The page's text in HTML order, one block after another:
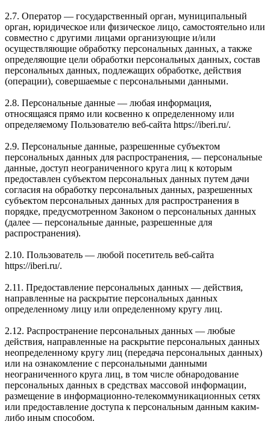
2.7. Оператор — государственный орган, муниципальный
орган, юридическое или физическое лицо, самостоятельно или
совместно с другими лицами организующие и/или
осуществляющие обработку персональных данных, а также
определяющие цели обработки персональных данных, состав
персональных данных, подлежащих обработке, действия
(операции), совершаемые с персональными данными.
2.8. Персональные данные — любая информация,
относящаяся прямо или косвенно к определенному или
определяемому Пользователю веб-сайта https://iberi.ru/.
2.9. Персональные данные, разрешенные субъектом
персональных данных для распространения, — персональные
данные, доступ неограниченного круга лиц к которым
предоставлен субъектом персональных данных путем дачи
согласия на обработку персональных данных, разрешенных
субъектом персональных данных для распространения в
порядке, предусмотренном Законом о персональных данных
(далее — персональные данные, разрешенные для
распространения).
2.10. Пользователь — любой посетитель веб-сайта
https://iberi.ru/.
2.11. Предоставление персональных данных — действия,
направленные на раскрытие персональных данных
определенному лицу или определенному кругу лиц.
2.12. Распространение персональных данных — любые
действия, направленные на раскрытие персональных данных
неопределенному кругу лиц (передача персональных данных)
или на ознакомление с персональными данными
неограниченного круга лиц, в том числе обнародование
персональных данных в средствах массовой информации,
размещение в информационно-телекоммуникационных сетях
или предоставление доступа к персональным данным каким-
либо иным способом.